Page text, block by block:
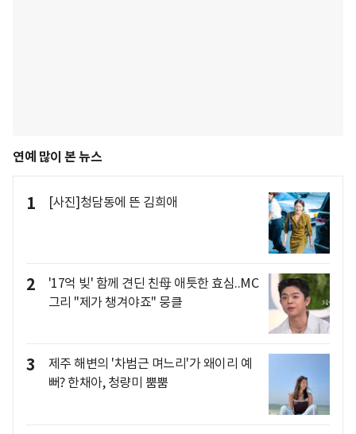
연예 많이 본 뉴스
1 [사진]청담동에 뜬 김희애
2
'17억 빚' 함께 견딘 친母 애틋한 효심..MC
그리 "제가 챙겨야죠" 뭉클
3
제주 해변의 '차범근 며느리'가 왜이리 예
뻐? 한채아, 청량미 뿜뿜